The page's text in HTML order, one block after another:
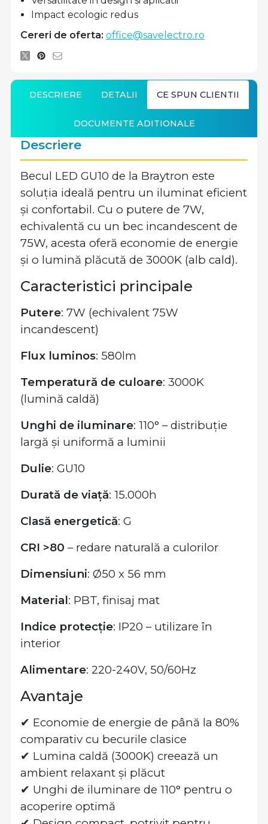
Impact ecologic redus
Cereri de oferta: office@savelectro.ro
DESCRIERE DETALII CE SPUN CLIENTII
DOCUMENTE ADITIONALE
Descriere
Becul LED GU10 de la Braytron este
soluția ideală pentru un iluminat eficient
și confortabil. Cu o putere de 7W,
echivalentă cu un bec incandescent de
75W, acesta oferă economie de energie
și o lumină plăcută de 3000K (alb cald).
Caracteristici principale
Putere: 7W (echivalent 75W
incandescent)
Flux luminos: 580lm
Temperatură de culoare: 3000K
(lumină caldă)
Unghi de iluminare: 110° – distribuție
largă și uniformă a luminii
Dulie: GU10
Durată de viață: 15.000h
Clasă energetică: G
CRI >80 – redare naturală a culorilor
Dimensiuni: Ø50 x 56 mm
Material: PBT, finisaj mat
Indice protecție: IP20 – utilizare în
interior
Alimentare: 220-240V, 50/60Hz
Avantaje
✔ Economie de energie de până la 80%
comparativ cu becurile clasice
✔ Lumina caldă (3000K) creează un
ambient relaxant și plăcut
✔ Unghi de iluminare de 110° pentru o
acoperire optimă